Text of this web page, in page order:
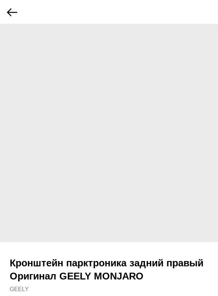
Кронштейн парктроника задний правый
Оригинал GEELY MONJARO
GEELY